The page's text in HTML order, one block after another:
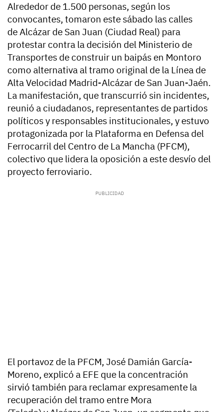
Alrededor de 1.500 personas, según los
convocantes, tomaron este sábado las calles
deAlcázar de San Juan (Ciudad Real) para
protestar contra la decisión del Ministerio de
Transportes de construir un baipás en Montoro
como alternativa al tramo original de la Línea de
Alta Velocidad Madrid-Alcázar de San Juan-Jaén.
La manifestación, que transcurrió sin incidentes,
reunió a ciudadanos, representantes de partidos
políticos y responsables institucionales, y estuvo
protagonizada por la Plataforma en Defensa del
Ferrocarril del Centro de La Mancha (PFCM),
colectivo que lidera la oposición a este desvío del
proyecto ferroviario.
El portavoz de la PFCM, José Damián García-
Moreno, explicó a EFE que la concentración
sirvió también para reclamar expresamente la
recuperación del tramo entre Mora